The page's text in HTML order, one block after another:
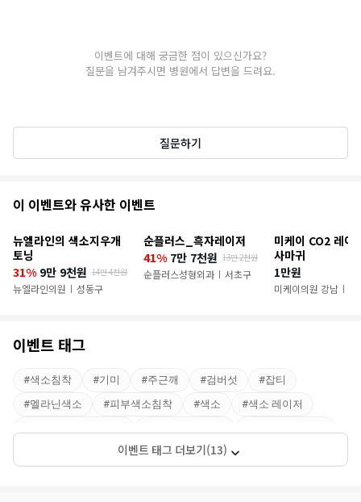
이벤트에 대해 궁금한 점이 있으신가요?
질문을 남겨주시면 병원에서 답변을 드려요.
질문하기
추
이
벤
이 이벤트와 유사한 이벤트
뉴엘라인의 색소지우개
토닝
31% 9만 9천원 14만 4천원
뉴엘라인의원 | 성동구
순플러스_흑자레이저
41% 7만 7천원 13만 2천원
순플러스성형외과 | 서초구
미케이 CO2 레이
사마귀
1만원
미케이의원 강남 |
이벤트 태그
#색소침착 #기미 #주근깨 #검버섯 #잡티
#멜라닌색소 #피부색소침착 #색소 #색소 레이저
이벤트 태그 더보기(13)